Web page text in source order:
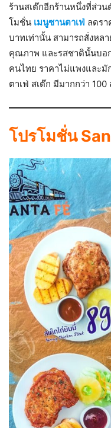
ร้านสเต๊กอีกร้านหนึ่งที่ส่วน
โมชั่น เมนูซานตาเฟ่ ลดรา
บาทเท่านั้น สามารถสั่งหล
คุณภาพ และรสชาตินั้นบอ
คนไทย ราคาไม่แพงและ
ตาเฟ่ สเต๊ก มีมากกว่า
โปรโมชั่น